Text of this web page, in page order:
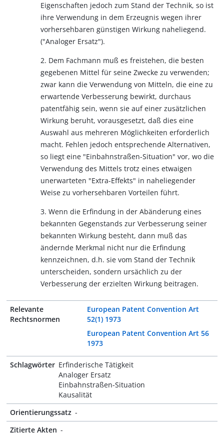
Eigenschaften jedoch zum Stand der Technik, so ist
ihre Verwendung in dem Erzeugnis wegen ihrer
vorhersehbaren günstigen Wirkung naheliegend.
("Analoger Ersatz").
2. Dem Fachmann muß es freistehen, die besten
gegebenen Mittel für seine Zwecke zu verwenden;
zwar kann die Verwendung von Mitteln, die eine zu
erwartende Verbesserung bewirkt, durchaus
patentfähig sein, wenn sie auf einer zusätzlichen
Wirkung beruht, vorausgesetzt, daß dies eine
Auswahl aus mehreren Möglichkeiten erforderlich
macht. Fehlen jedoch entsprechende Alternativen,
so liegt eine "Einbahnstraßen-Situation" vor, wo die
Verwendung des Mittels trotz eines etwaigen
unerwarteten "Extra-Effekts" in naheliegender
Weise zu vorhersehbaren Vorteilen führt.
3. Wenn die Erfindung in der Abänderung eines
bekannten Gegenstands zur Verbesserung seiner
bekannten Wirkung besteht, dann muß das
ändernde Merkmal nicht nur die Erfindung
kennzeichnen, d.h. sie vom Stand der Technik
unterscheiden, sondern ursächlich zu der
Verbesserung der erzielten Wirkung beitragen.
Relevante
Rechtsnormen
European Patent Convention Art
52(1) 1973
European Patent Convention Art 56
1973
Schlagwörter Erfinderische Tätigkeit
Analoger Ersatz
Einbahnstraßen-Situation
Kausalität
Orientierungssatz -
Zitierte Akten -